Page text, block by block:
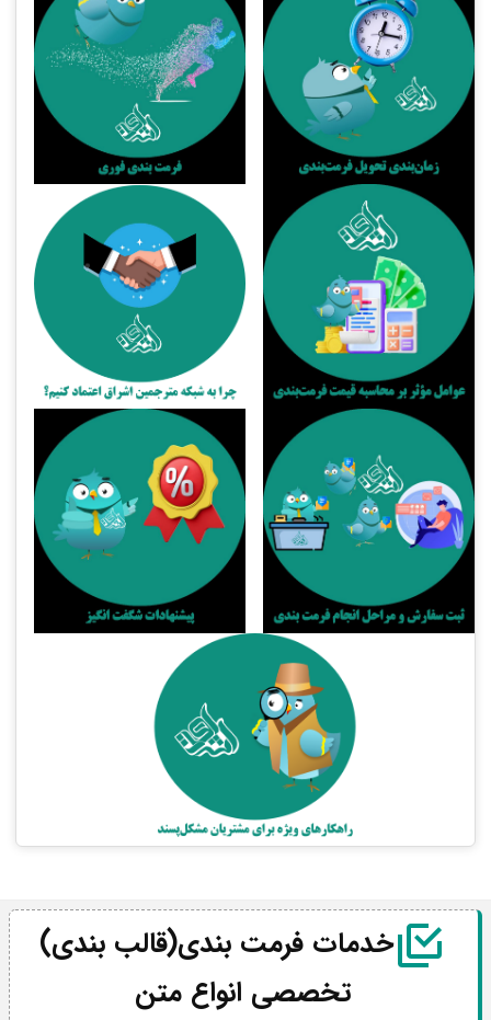
خدمات‌ فرمت‌ بندی(قالب بندی)
تخصصی انواع متن